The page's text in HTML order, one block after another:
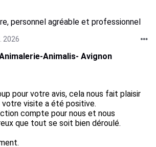
personnel agréable et professionnel
2026
Animalis- Avignon
pour votre avis, cela nous fait plaisir
votre visite a été positive.
compte pour nous et nous
que tout se soit bien déroulé.